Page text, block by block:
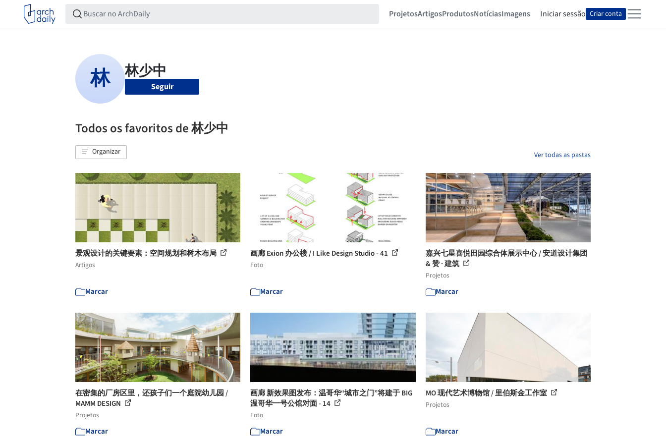
ProjetosArtigosProdutosNotíciasImagens Iniciar sessão Criar conta
Seguir
Todos os favoritos de 林少中
Organizar Ver todas as pastas
景观设计的关键要素：空间规划和树木布局
Artigos
Marcar
画廊 Exion 办公楼 / I Like Design Studio - 41
Foto
Marcar
嘉兴七星喜悦田园综合体展示中心 / 安道设计集团
& 赞 · 建筑
Projetos
Marcar
在密集的厂房区里，还孩子们一个庭院幼儿园 /
MAMM DESIGN
Projetos
Marcar
画廊 新效果图发布：温哥华“城市之门”将建于 BIG
温哥华一号公馆对面 - 14
Foto
Marcar
MO 现代艺术博物馆 / 里伯斯金工作室
Projetos
Marcar